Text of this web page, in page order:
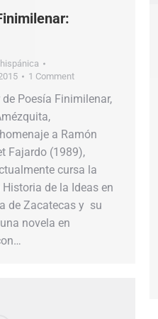
1 Comment
Poesía Finimilenar,
a Ramón
Fajardo (1989),
cursa la
de la Ideas en
de Zacatecas y su
novela en